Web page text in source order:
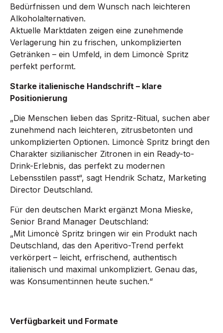
Bedürfnissen und dem Wunsch nach leichteren
Alkoholalternativen.
Aktuelle Marktdaten zeigen eine zunehmende
Verlagerung hin zu frischen, unkomplizierten
Getränken – ein Umfeld, in dem Limoncè Spritz
perfekt performt.
Starke italienische Handschrift – klare
Positionierung
„Die Menschen lieben das Spritz-Ritual, suchen aber
zunehmend nach leichteren, zitrusbetonten und
unkomplizierten Optionen. Limoncè Spritz bringt den
Charakter sizilianischer Zitronen in ein Ready-to-
Drink-Erlebnis, das perfekt zu modernen
Lebensstilen passt“, sagt Hendrik Schatz, Marketing
Director Deutschland.
Für den deutschen Markt ergänzt Mona Mieske,
Senior Brand Manager Deutschland:
„Mit Limoncè Spritz bringen wir ein Produkt nach
Deutschland, das den Aperitivo-Trend perfekt
verkörpert – leicht, erfrischend, authentisch
italienisch und maximal unkompliziert. Genau das,
was Konsument:innen heute suchen.“
Verfügbarkeit und Formate